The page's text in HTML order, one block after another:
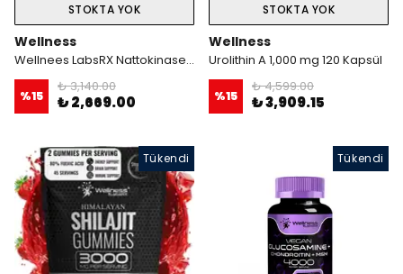
STOKTA YOK
Wellness
Wellnees LabsRX Nattokinase 5000 FU - 120 Veggie Kapsül
%15
₺ 3,140.00
₺ 2,669.00
STOKTA YOK
Wellness
Urolithin A 1,000 mg 120 Kapsül
%15
₺ 4,599.00
₺ 3,909.15
Tükendi Tükendi